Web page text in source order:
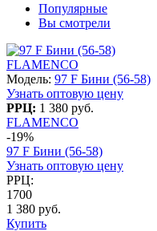
Популярные
Вы смотрели
FLAMENCO
Модель: 97 F Бини (56-58)
Узнать оптовую цену
РРЦ: 1 380 руб.
FLAMENCO
-19%
97 F Бини (56-58)
Узнать оптовую цену
РРЦ:
1700
1 380 руб.
Купить